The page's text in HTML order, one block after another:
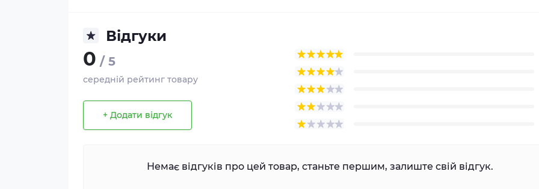
Відгуки
0 / 5
середній рейтинг товару
+ Додати відгук
Немає відгуків про цей товар, станьте першим, залиште свій відгук.